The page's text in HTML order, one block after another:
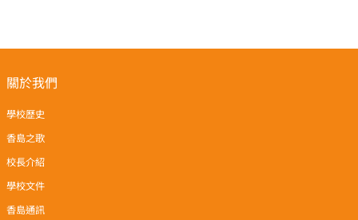
關於我們
學校歷史
香島之歌
校長介紹
學校文件
香島通訊